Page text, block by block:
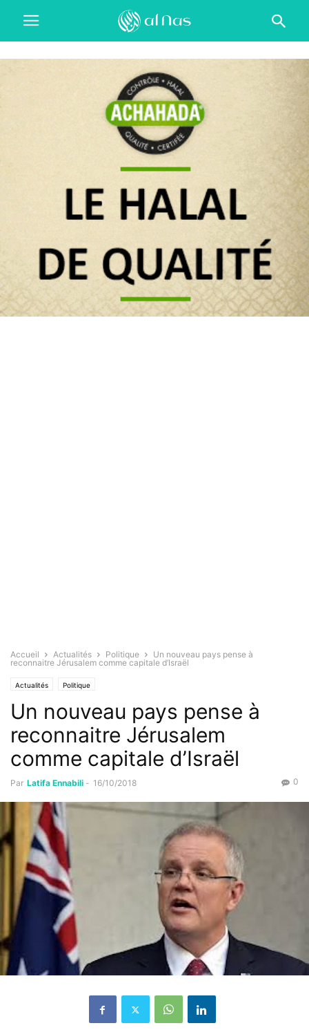
Accueil Actualités Politique
Un nouveau pays pense à
reconnaitre Jérusalem comme capitale d’Israël
Actualités Politique
Un nouveau pays pense à
reconnaitre Jérusalem
comme capitale d’Israël
Par Latifa Ennabili - 16/10/2018 0